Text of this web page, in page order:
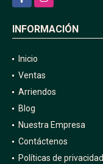
INFORMACIÓN
Inicio
Ventas
Arriendos
Blog
Nuestra Empresa
Contáctenos
Políticas de privacidad